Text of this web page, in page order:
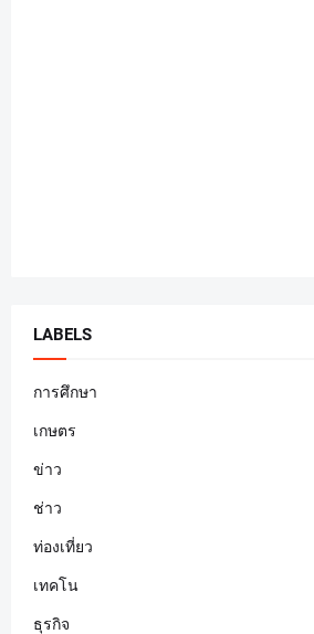
LABELS
การศึกษา
เกษตร
ข่าว
ช่าว
ท่องเที่ยว
เทคโน
ธุรกิจ